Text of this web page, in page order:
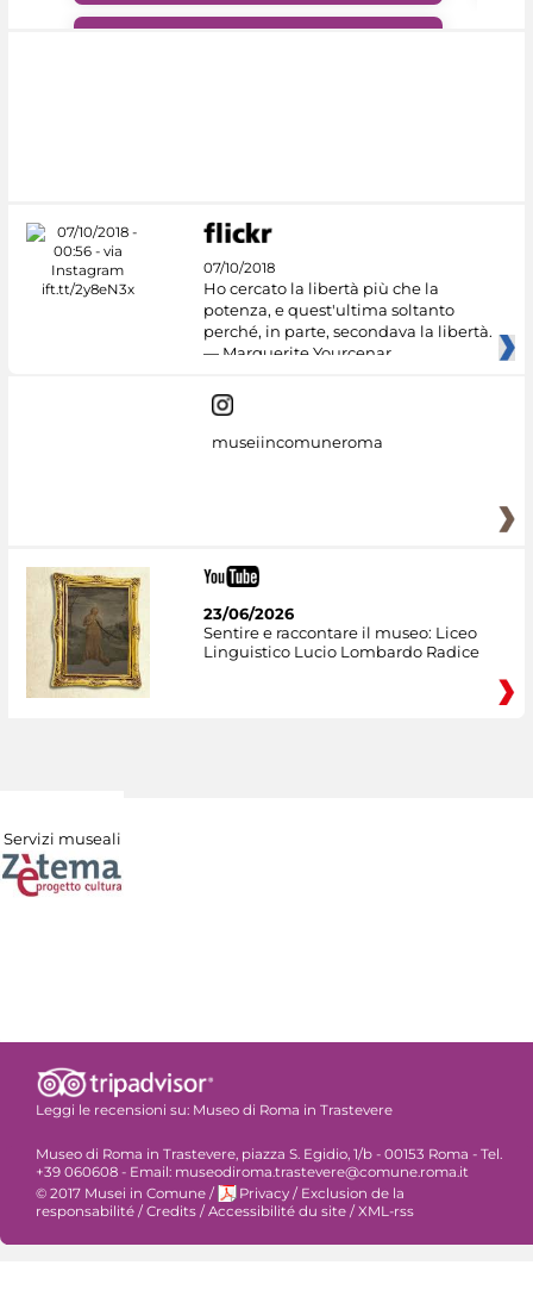
07/10/2018
Ho cercato la libertà più che la
potenza, e quest'ultima soltanto
perché, in parte, secondava la libertà.
— Marguerite Yourcenar
museiincomuneroma
23/06/2026
Sentire e raccontare il museo: Liceo
Linguistico Lucio Lombardo Radice
Servizi museali
Leggi le recensioni su: Museo di Roma in Trastevere
Museo di Roma in Trastevere, piazza S. Egidio, 1/b - 00153 Roma - Tel.
+39 060608 - Email: museodiroma.trastevere@comune.roma.it
© 2017 Musei in Comune / Privacy / Exclusion de la
responsabilité / Credits / Accessibilité du site / XML-rss